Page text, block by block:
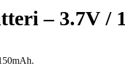
– 3.7V /